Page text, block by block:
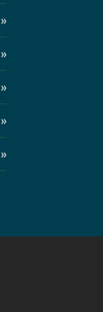
»
»
»
»
»